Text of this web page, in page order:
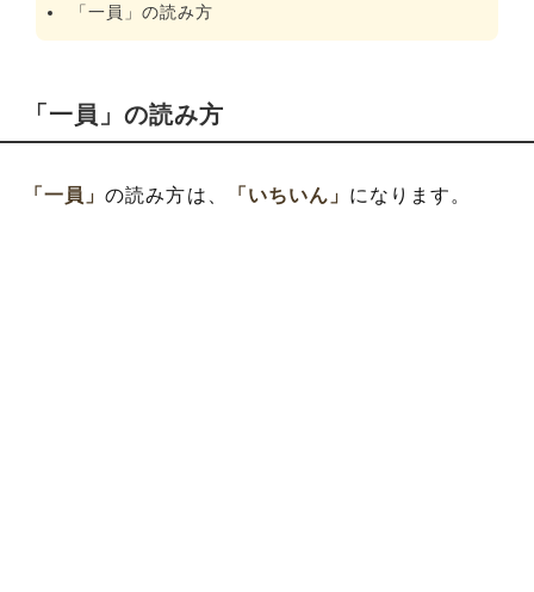
「一員」の読み方
「一員」の読み方
「一員」の読み方は、 「いちいん」 になります。